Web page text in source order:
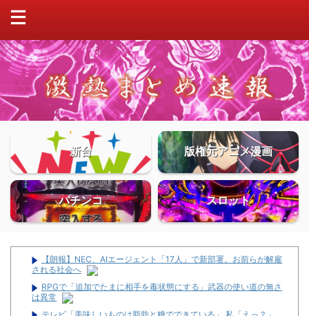
新台 版権元アニメ漫画
パチンコ スロット
【朗報】NEC、AIエージェント「17人」で新部署。お前らが解雇
される社会へ
RPGで「追加でたまに相手を毒状態にする」武器の使い道の無さ
は異常